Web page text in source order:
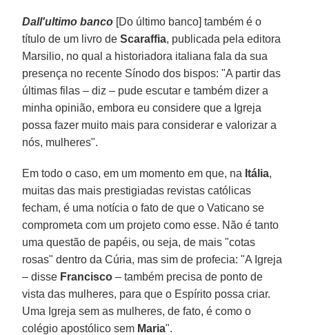
Dall'ultimo banco [Do último banco] também é o
título de um livro deScaraffia, publicada pela editora
Marsilio, no qual a historiadora italiana fala da sua
presença no recente Sínodo dos bispos: "A partir das
últimas filas – diz – pude escutar e também dizer a
minha opinião, embora eu considere que a Igreja
possa fazer muito mais para considerar e valorizar a
nós, mulheres".
Em todo o caso, em um momento em que, na Itália,
muitas das mais prestigiadas revistas católicas
fecham, é uma notícia o fato de que o Vaticano se
comprometa com um projeto como esse. Não é tanto
uma questão de papéis, ou seja, de mais "cotas
rosas" dentro da Cúria, mas sim de profecia: "A Igreja
– disse Francisco – também precisa de ponto de
vista das mulheres, para que o Espírito possa criar.
Uma Igreja sem as mulheres, de fato, é como o
colégio apostólico sem Maria".